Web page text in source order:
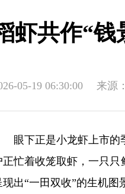
虾共作“钱
05-19 06:30:00 来源：
眼下正是小龙虾上市
正忙着收笼取虾，一只
现出“一田双收”的生机图